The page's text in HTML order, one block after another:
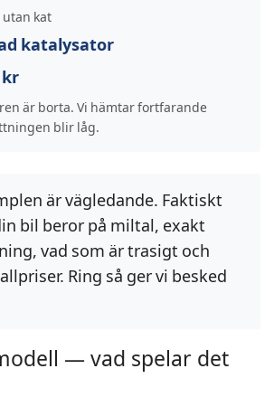
utan kat
katalysator
kr
är borta. Vi hämtar fortfarande
blir låg.
är vägledande. Faktiskt
bil beror på miltal, exakt
vad som är trasigt och
Ring så ger vi besked
— vad spelar det